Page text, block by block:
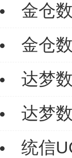
金仓
金仓
达梦
达梦
统信